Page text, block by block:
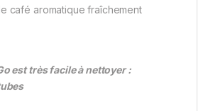
café aromatique fraîchement
est très facile à nettoyer :